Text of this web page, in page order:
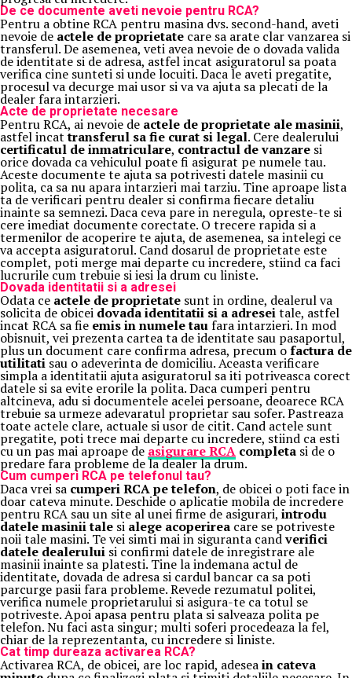
De ce documente aveti nevoie pentru RCA?
Pentru a obtine RCA pentru masina dvs. second-hand, aveti
nevoie de actele de proprietate care sa arate clar vanzarea si
transferul. De asemenea, veti avea nevoie de o dovada valida
de identitate si de adresa, astfel incat asiguratorul sa poata
verifica cine sunteti si unde locuiti. Daca le aveti pregatite,
procesul va decurge mai usor si va va ajuta sa plecati de la
dealer fara intarzieri.
Acte de proprietate necesare
Pentru RCA, ai nevoie de actele de proprietate ale masinii,
astfel incattransferul sa fie curat si legal. Cere dealerului
certificatul de inmatriculare, contractul de vanzare si
orice dovada ca vehiculul poate fi asigurat pe numele tau.
Aceste documente te ajuta sa potrivesti datele masinii cu
polita, ca sa nu apara intarzieri mai tarziu. Tine aproape lista
ta de verificari pentru dealer si confirma fiecare detaliu
inainte sa semnezi. Daca ceva pare in neregula, opreste-te si
cere imediat documente corectate. O trecere rapida si a
termenilor de acoperire te ajuta, de asemenea, sa intelegi ce
va accepta asiguratorul. Cand dosarul de proprietate este
complet, poti merge mai departe cu incredere, stiind ca faci
lucrurile cum trebuie si iesi la drum cu liniste.
Dovada identitatii si a adresei
Odata ce actele de proprietate sunt in ordine, dealerul va
solicita de obicei dovada identitatii si a adreseitale, astfel
incat RCA sa fie emis in numele taufara intarzieri. In mod
obisnuit, vei prezenta cartea ta de identitate sau pasaportul,
plus un document care confirma adresa, precum ofactura de
utilitati sau o adeverinta de domiciliu. Aceasta verificare
simpla a identitatii ajuta asiguratorul sa iti potriveasca corect
datele si sa evite erorile la polita. Daca cumperi pentru
altcineva, adu si documentele acelei persoane, deoarece RCA
trebuie sa urmeze adevaratul proprietar sau sofer. Pastreaza
toate actele clare, actuale si usor de citit. Cand actele sunt
pregatite, poti trece mai departe cu incredere, stiind ca esti
cu un pas mai aproape de asigurare RCA completa si de o
predare fara probleme de la dealer la drum.
Cum cumperi RCA pe telefonul tau?
Daca vrei sa cumperi RCA pe telefon, de obicei o poti face in
doar cateva minute. Deschide o aplicatie mobila de incredere
pentru RCA sau un site al unei firme de asigurari, introdu
datele masinii tale si alege acoperirea care se potriveste
noii tale masini. Te vei simti mai in siguranta candverifici
datele dealerului si confirmi datele de inregistrare ale
masinii inainte sa platesti. Tine la indemana actul de
identitate, dovada de adresa si cardul bancar ca sa poti
parcurge pasii fara probleme. Revede rezumatul politei,
verifica numele proprietarului si asigura-te ca totul se
potriveste. Apoi apasa pentru plata si salveaza polita pe
telefon. Nu faci asta singur; multi soferi procedeaza la fel,
chiar de la reprezentanta, cu incredere si liniste.
Cat timp dureaza activarea RCA?
Activarea RCA, de obicei, are loc rapid, adeseain cateva